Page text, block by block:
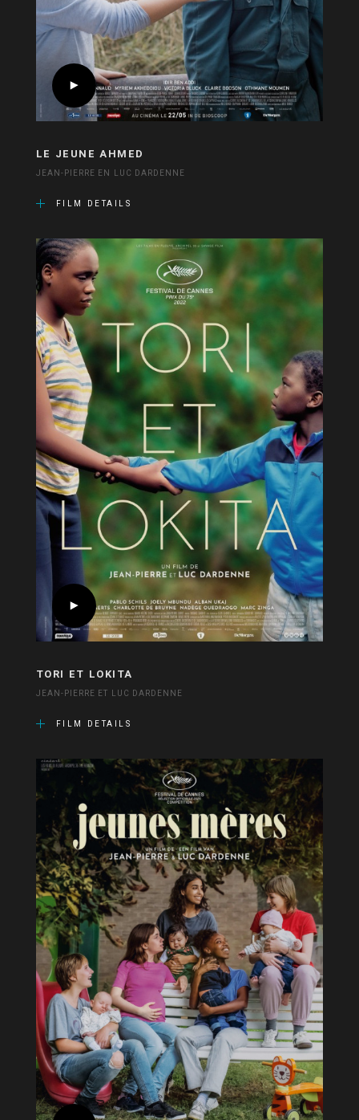
LE JEUNE AHMED
JEAN-PIERRE EN LUC DARDENNE
FILM DETAILS
TORI ET LOKITA
JEAN-PIERRE ET LUC DARDENNE
FILM DETAILS